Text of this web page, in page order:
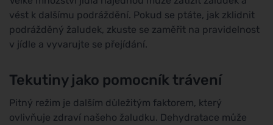
vést k dalšímu podráždění. Pokud se ptáte, jak zklidnit
podrážděný žaludek, zkuste se zaměřit na pravidelnost
v jídle a vyvarujte se přejídání.
Tekutiny jako pomocník trávení
Pitný režim je dalším důležitým faktorem, který
ovlivňuje zdraví našeho žaludku. Dehydratace může